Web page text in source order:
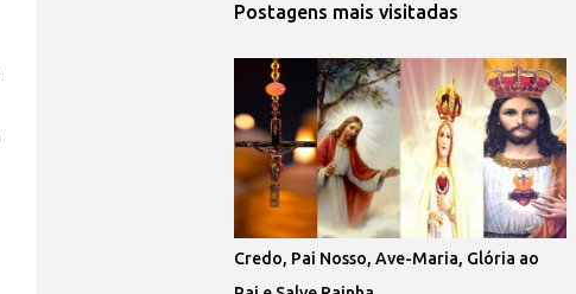
Postagens mais visitadas
Credo, Pai Nosso, Ave-Maria, Glória ao